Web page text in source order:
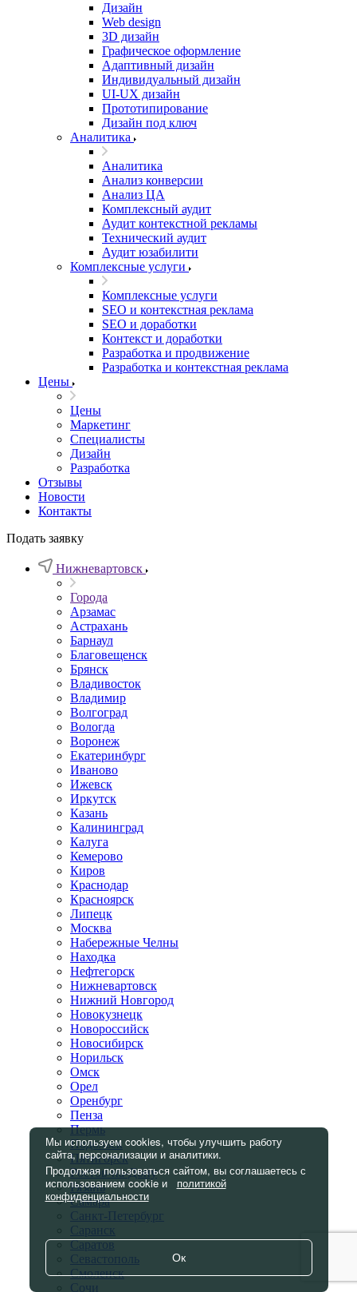
Дизайн
Web design
3D дизайн
Графическое оформление
Адаптивный дизайн
Индивидуальный дизайн
UI‑UX дизайн
Прототипирование
Дизайн под ключ
Аналитика
Аналитика
Анализ конверсии
Анализ ЦА
Комплексный аудит
Аудит контекстной рекламы
Технический аудит
Аудит юзабилити
Комплексные услуги
Комплексные услуги
SEO и контекстная реклама
SEO и доработки
Контекст и доработки
Разработка и продвижение
Разработка и контекстная реклама
Цены
Цены
Маркетинг
Специалисты
Дизайн
Разработка
Отзывы
Новости
Контакты
Подать заявку
Нижневартовск
Города
Арзамас
Астрахань
Барнаул
Благовещенск
Брянск
Владивосток
Владимир
Волгоград
Вологда
Воронеж
Екатеринбург
Иваново
Ижевск
Иркутск
Казань
Калининград
Калуга
Кемерово
Киров
Краснодар
Красноярск
Липецк
Москва
Набережные Челны
Находка
Нефтегорск
Нижневартовск
Нижний Новгород
Новокузнецк
Новороссийск
Новосибирск
Норильск
Омск
Орел
Оренбург
Пенза
Пермь
Подольск
Пятигорск
Ростов-на-Дону
Рязань
Самара
Санкт-Петербург
Саранск
Саратов
Севастополь
Смоленск
Сочи
Мы используем cookies, чтобы улучшить работу
сайта, персонализации и аналитики.
Продолжая пользоваться сайтом, вы соглашаетесь с
использованием cookie и
политикой
конфиденциальности
Ок